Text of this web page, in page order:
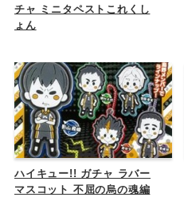
チャ ミニタペストこれくし
ょん
ハイキュー!! ガチャ ラバー
マスコット 不屈の烏の魂編